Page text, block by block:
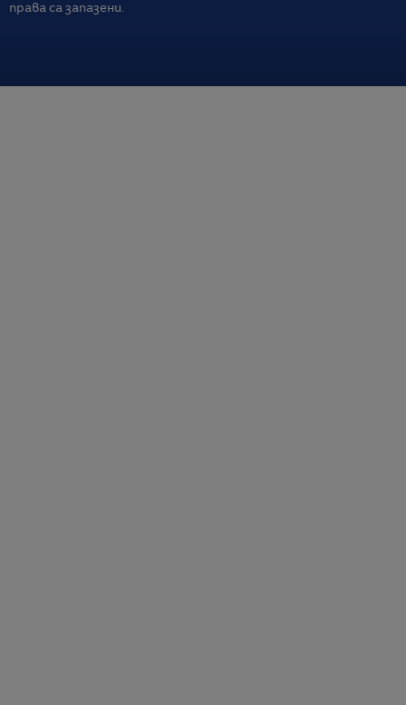
права са запазени.